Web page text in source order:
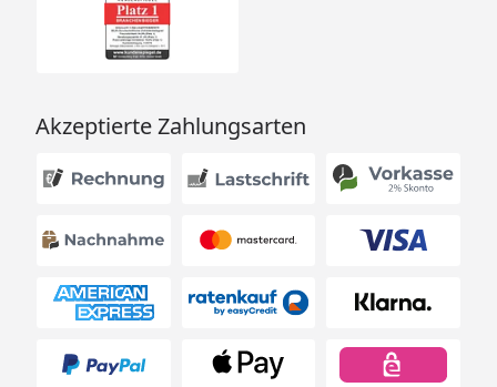
Akzeptierte Zahlungsarten